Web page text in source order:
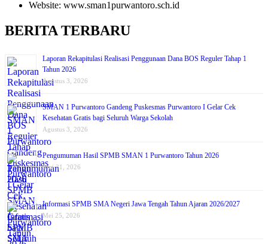
Website: www.sman1purwantoro.sch.id
BERITA TERBARU
Laporan Rekapitulasi Realisasi Penggunaan Dana BOS Reguler Tahap 1
Tahun 2026
Agustus 3, 2026
SMAN 1 Purwantoro Gandeng Puskesmas Purwantoro I Gelar Cek
Kesehatan Gratis bagi Seluruh Warga Sekolah
Agustus 3, 2026
Pengumuman Hasil SPMB SMAN 1 Purwantoro Tahun 2026
Juni 21, 2026
Informasi SPMB SMA Negeri Jawa Tengah Tahun Ajaran 2026/2027
Mei 25, 2026